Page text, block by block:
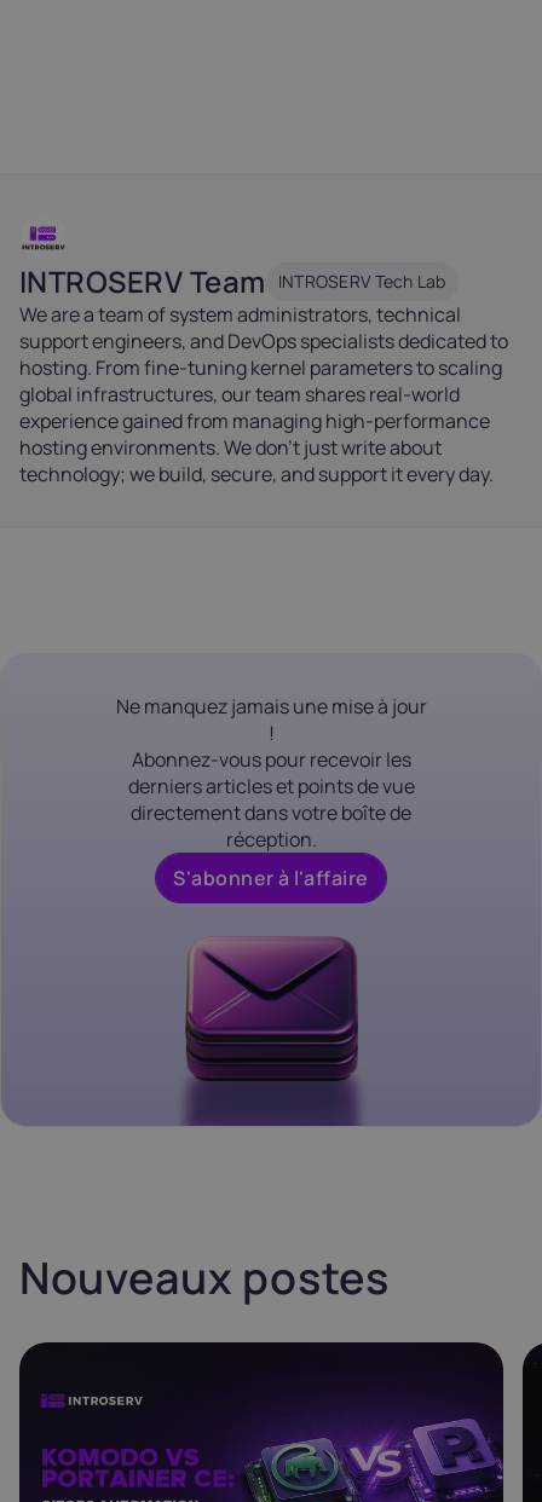
INTROSERV Team INTROSERV Tech Lab
We are a team of system administrators, technical
support engineers, and DevOps specialists dedicated to
hosting. From fine-tuning kernel parameters to scaling
global infrastructures, our team shares real-world
experience gained from managing high-performance
hosting environments. We don't just write about
technology; we build, secure, and support it every day.
Ne manquez jamais une mise à jour
!
Abonnez-vous pour recevoir les
derniers articles et points de vue
directement dans votre boîte de
réception.
S'abonner à l'affaire
Nouveaux postes